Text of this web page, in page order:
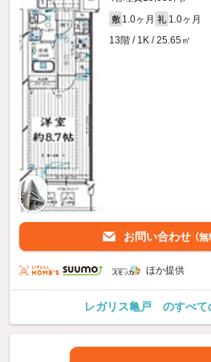
敷 1.0ヶ月 礼 1.0ヶ月
13階 / 1K / 25.65㎡
お問い合わせ （無
ほか提供
レガリス亀戸 のすべて